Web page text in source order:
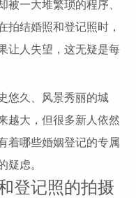
被一大堆繁琐的程序、
拍结婚照和登记照时，
让人失望，这无疑是每
悠久、风景秀丽的城
越大，但很多新人依然
着哪些婚姻登记的专属
疑虑。
登记照的拍摄